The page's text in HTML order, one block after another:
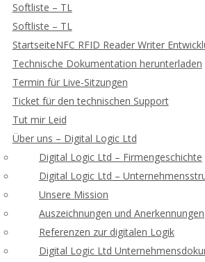
Softliste – TL
Softliste – TL
StartseiteNFC RFID Reader Writer
Technische Dokumentation herunterladen
Termin für Live-Sitzungen
Ticket für den technischen Support
Tut mir Leid
Über uns – Digital Logic Ltd
Digital Logic Ltd – Firmengeschichte
Digital Logic Ltd –
Unsere Mission
Auszeichnungen und Anerkennungen
Referenzen zur digitalen Logik
Digital Logic Ltd